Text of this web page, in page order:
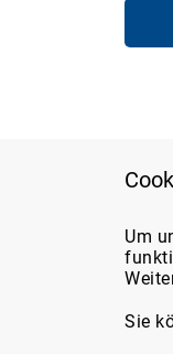
Sie
Um
Sie